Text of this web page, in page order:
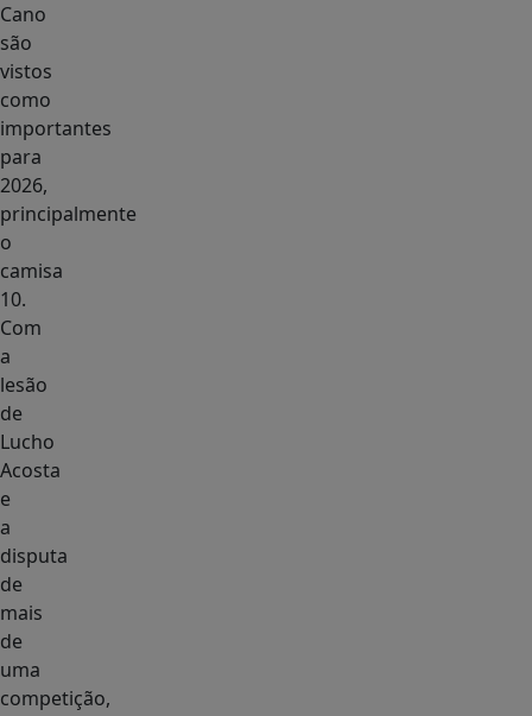
Cano
são
vistos
como
importantes
para
2026,
principalmente
o
camisa
10.
Com
a
lesão
de
Lucho
Acosta
e
a
disputa
de
mais
de
uma
competição,